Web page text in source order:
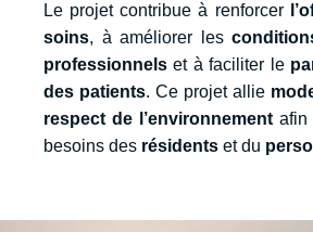
Le projet contribue à renforcer
soins, à améliorer les
professionnels et à faciliter le
des patients. Ce projet allie
respect de l’environnementafin
besoins des résidents et du